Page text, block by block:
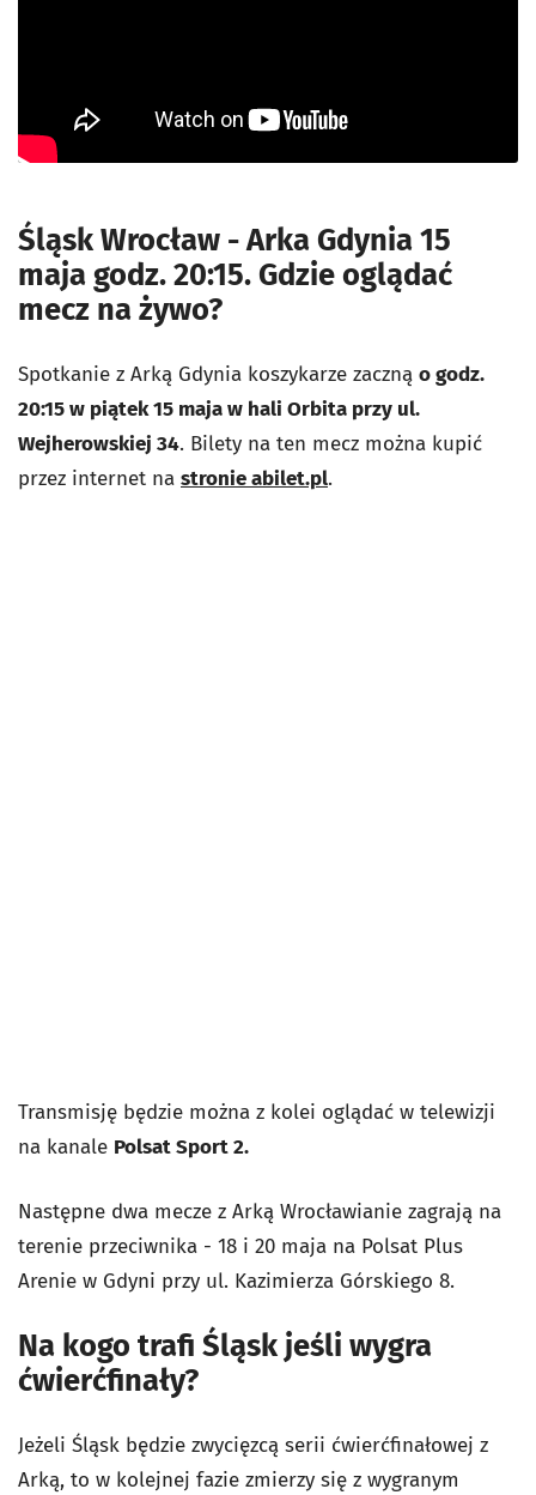
Śląsk Wrocław - Arka Gdynia 15
maja godz. 20:15. Gdzie oglądać
mecz na żywo?
Spotkanie z Arką Gdynia koszykarze zaczną o godz.
20:15 w piątek 15 maja w hali Orbita przy ul.
Wejherowskiej 34. Bilety na ten mecz można kupić
przez internet na stronie abilet.pl.
Transmisję będzie można z kolei oglądać w telewizji
na kanale Polsat Sport 2.
Następne dwa mecze z Arką Wrocławianie zagrają na
terenie przeciwnika - 18 i 20 maja na Polsat Plus
Arenie w Gdyni przy ul. Kazimierza Górskiego 8.
Na kogo trafi Śląsk jeśli wygra
ćwierćfinały?
Jeżeli Śląsk będzie zwycięzcą serii ćwierćfinałowej z
Arką, to w kolejnej fazie zmierzy się z wygranym